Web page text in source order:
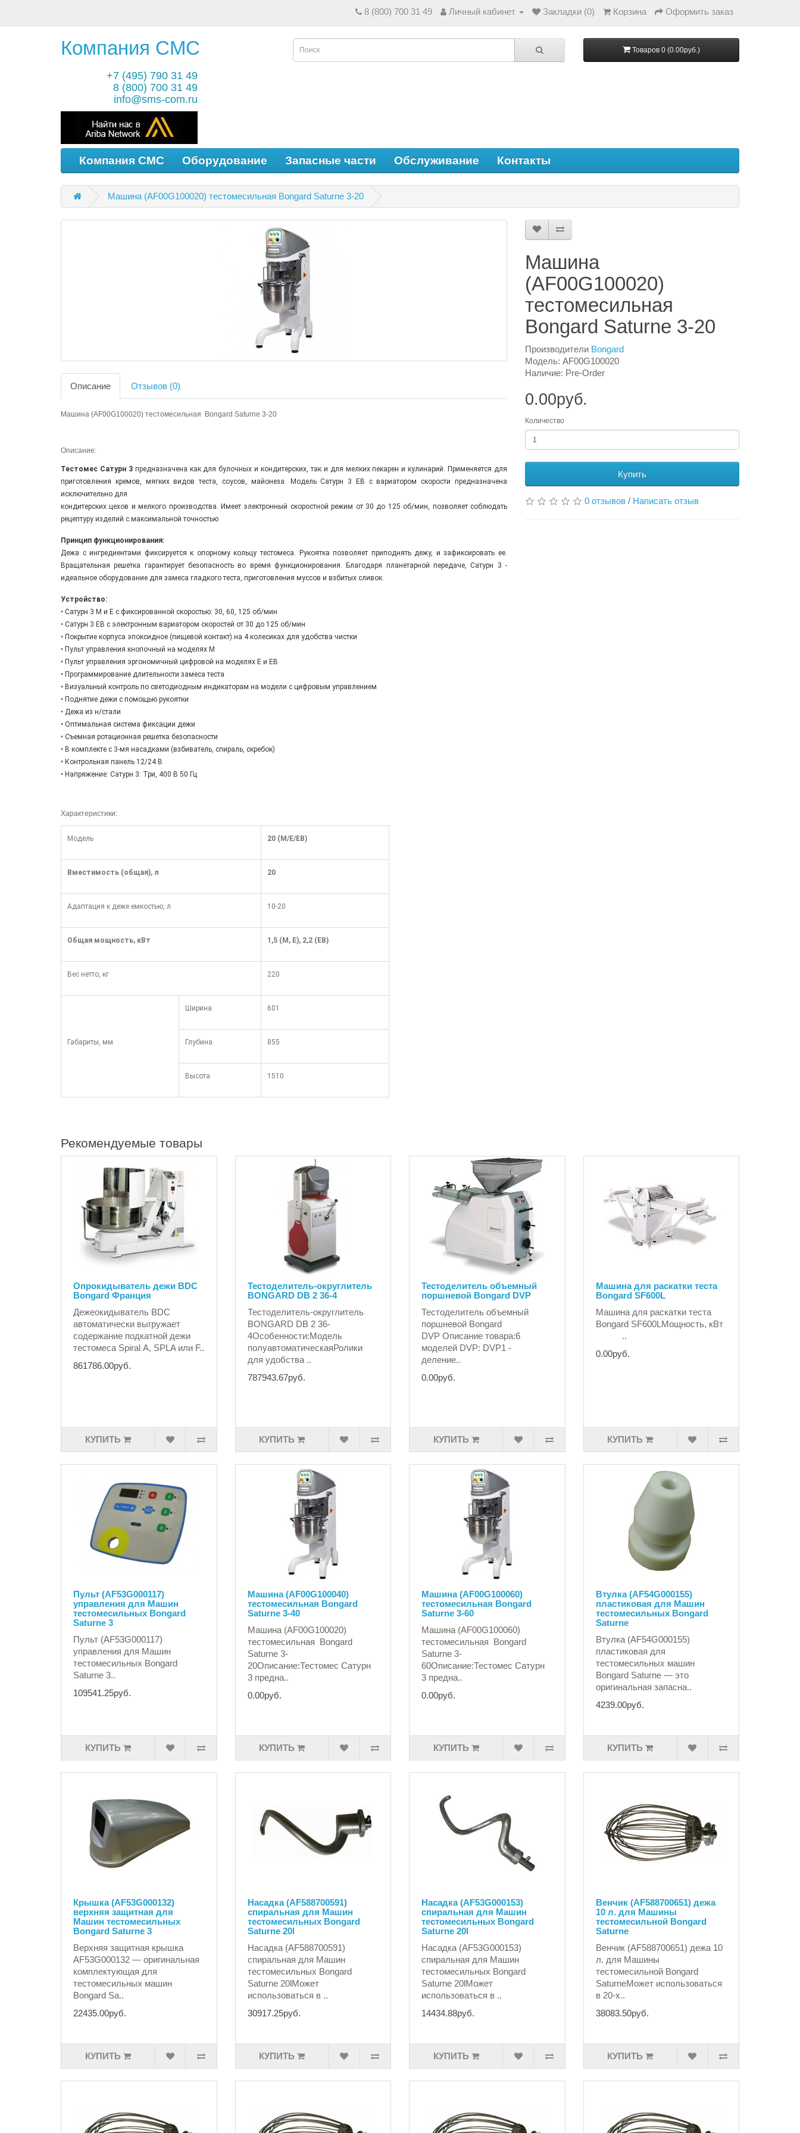
8 (800) 700 31 49 Личный кабинет Закладки (0) Корзина Оформить заказ
Компания СМС
+7 (495) 790 31 49
8 (800) 700 31 49
info@sms-com.ru
Товаров 0 (0.00руб.)
Компания СМС Оборудование Запасные части Обслуживание Контакты
Машина (AF00G100020) тестомесильная Bongard Saturne 3-20
Описание Отзывов (0)
Машина (AF00G100020) тестомесильная Bongard Saturne 3-20
Описание:
Тестомес Сатурн 3 предназначена как для булочных и кондитерских, так и для мелких пекарен и кулинарий. Применяется для
приготовления кремов, мягких видов теста, соусов, майонеза. Модель Сатурн 3 ЕВ с вариатором скорости предназначена
исключительно для
кондитерских цехов и мелкого производства. Имеет электронный скоростной режим от 30 до 125 об/мин, позволяет соблюдать
рецептуру изделий с максимальной точностью
Принцип функционирования:
Дежа с ингредиентами фиксируется к опорному кольцу тестомеса. Рукоятка позволяет приподнять дежу, и зафиксировать ее.
Вращательная решетка гарантирует безопасность во время функционирования. Благодаря планетарной передаче, Сатурн 3 -
идеальное оборудование для замеса гладкого теста, приготовления муссов и взбитых сливок.
Устройство:
• Сатурн 3 М и Е с фиксированной скоростью: 30, 60, 125 об/мин
• Сатурн 3 EВ с электронным вариатором скоростей от 30 до 125 об/мин
• Покрытие корпуса эпоксидное (пищевой контакт) на 4 колесиках для удобства чистки
• Пульт управления кнопочный на моделях М
• Пульт управления эргономичный цифровой на моделях Е и EВ
• Программирование длительности замеса теста
• Визуальный контроль по светодиодным индикаторам на модели с цифровым управлением
• Поднятие дежи с помощью рукоятки
• Дежа из н/стали
• Оптимальная система фиксации дежи
• Съемная ротационная решетка безопасности
• В комплекте с 3-мя насадками (взбиватель, спираль, скребок)
• Контрольная панель 12/24 В
• Напряжение: Сатурн 3: Три, 400 В 50 Гц
Характеристики:
Модель 20 (М/Е/ЕВ)
Вместимость (общая), л 20
Адаптация к деже емкостью, л 10-20
Общая мощность, кВт 1,5 (М, Е), 2,2 (ЕВ)
Вес нетто, кг 220
Габариты, мм
Ширина 601
Глубина 855
Высота 1510
Машина
(AF00G100020)
тестомесильная
Bongard Saturne 3-20
Производители Bongard
Модель: AF00G100020
Наличие: Pre-Order
0.00руб.
Количество
Купить
0 отзывов / Написать отзыв
Рекомендуемые товары
Опрокидыватель дежи BDC
Bongard Франция
Дежеокидыватель BDC
автоматически выгружает
содержание подкатной дежи
тестомеса Spiral А, SPLA или F..
861786.00руб.
КУПИТЬ
Тестоделитель-округлитель
BONGARD DB 2 36-4
Тестоделитель-округлитель
BONGARD DB 2 36-
4Особенности:Модель
полуавтоматическаяРолики
для удобства ..
787943.67руб.
КУПИТЬ
Тестоделитель объемный
поршневой Bongard DVP
Тестоделитель объемный
поршневой Bongard
DVP Описание товара:6
моделей DVP: DVP1 -
деление..
0.00руб.
КУПИТЬ
Машина для раскатки теста
Bongard SF600L
Машина для раскатки теста
Bongard SF600LМощность, кВт
..
0.00руб.
КУПИТЬ
Пульт (AF53G000117)
управления для Машин
тестомесильных Bongard
Saturne 3
Пульт (AF53G000117)
управления для Машин
тестомесильных Bongard
Saturne 3..
109541.25руб.
КУПИТЬ
Машина (AF00G100040)
тестомесильная Bongard
Saturne 3-40
Машина (AF00G100020)
тестомесильная Bongard
Saturne 3-
20Описание:Тестомес Сатурн
3 предна..
0.00руб.
КУПИТЬ
Машина (AF00G100060)
тестомесильная Bongard
Saturne 3-60
Машина (AF00G100060)
тестомесильная Bongard
Saturne 3-
60Описание:Тестомес Сатурн
3 предна..
0.00руб.
КУПИТЬ
Втулка (AF54G000155)
пластиковая для Машин
тестомесильных Bongard
Saturne
Втулка (AF54G000155)
пластиковая для
тестомесильных машин
Bongard Saturne — это
оригинальная запасна..
4239.00руб.
КУПИТЬ
Крышка (AF53G000132)
верхняя защитная для
Машин тестомесильных
Bongard Saturne 3
Верхняя защитная крышка
AF53G000132 — оригинальная
комплектующая для
тестомесильных машин
Bongard Sa..
22435.00руб.
КУПИТЬ
Насадка (AF588700591)
спиральная для Машин
тестомесильных Bongard
Saturne 20l
Насадка (AF588700591)
спиральная для Машин
тестомесильных Bongard
Saturne 20lМожет
использоваться в ..
30917.25руб.
КУПИТЬ
Насадка (AF53G000153)
спиральная для Машин
тестомесильных Bongard
Saturne 20l
Насадка (AF53G000153)
спиральная для Машин
тестомесильных Bongard
Saturne 20lМожет
использоваться в ..
14434.88руб.
КУПИТЬ
Венчик (AF588700651) дежа
10 л. для Машины
тестомесильной Bongard
Saturne
Венчик (AF588700651) дежа 10
л. для Машины
тестомесильной Bongard
SaturneМожет использоваться
в 20-х..
38083.50руб.
КУПИТЬ